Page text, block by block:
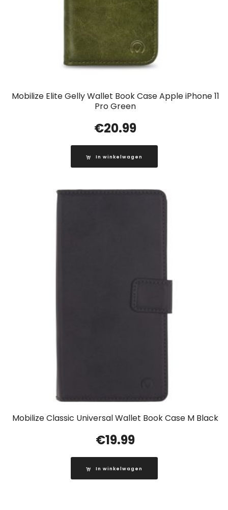
Mobilize Elite Gelly Wallet Book Case Apple iPhone 11
Pro Green
€20.99
In winkelwagen
Mobilize Classic Universal Wallet Book Case M Black
€19.99
In winkelwagen